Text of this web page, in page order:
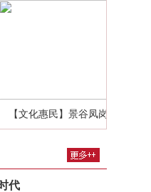
【文化惠民】景谷凤岗社区：“
代